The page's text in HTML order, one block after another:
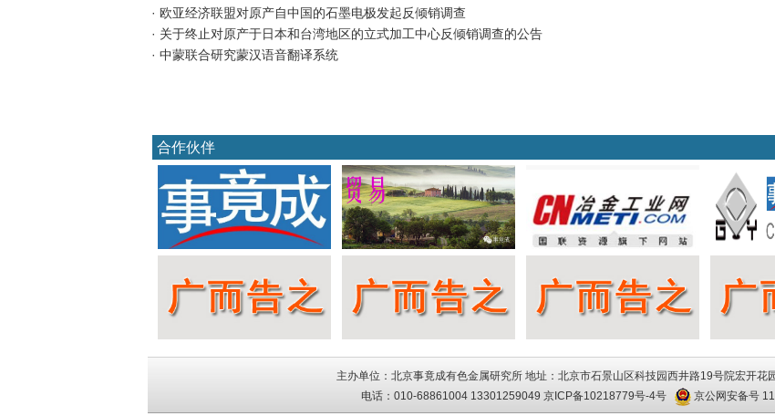
· 欧亚经济联盟对原产自中国的石墨电极发起反倾销调查
· 关于终止对原产于日本和台湾地区的立式加工中心反倾销调查的公告
· 中蒙联合研究蒙汉语音翻译系统
合作伙伴
主办单位：北京事竟成有色金属研究所 地址：北京市石景山区科技园西井路19号院宏开
电话：010-68861004 13301259049 京ICP备10218779号-4号 京公网安备号